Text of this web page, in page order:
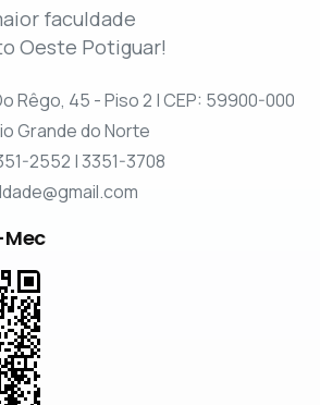
faculdade
Oeste Potiguar!
Rêgo, 45 - Piso 2 | CEP: 59900-000
Grande do Norte
2552 | 3351-3708